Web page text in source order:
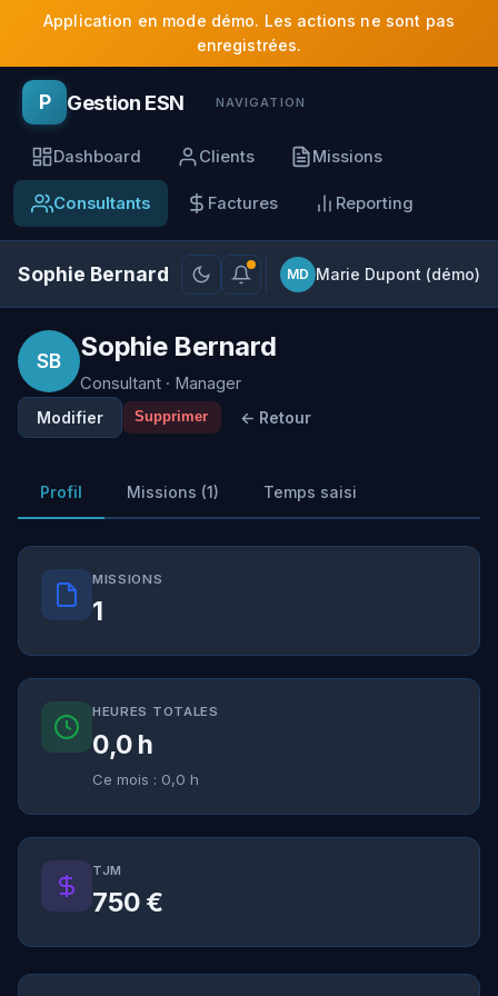
Application en mode démo. Les actions ne sont pas
enregistrées.
P Gestion ESN NAVIGATION
Dashboard Clients Missions
Consultants Factures Reporting
Sophie Bernard MD Marie Dupont (démo)
SB Sophie Bernard
Consultant · Manager
Modifier Supprimer ← Retour
Profil Missions (1) Temps saisi
MISSIONS
1
HEURES TOTALES
0,0 h
Ce mois : 0,0 h
TJM
750 €